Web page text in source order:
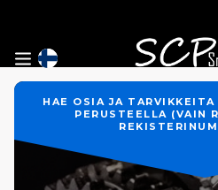
HAE OSIA JA TARVIKKEITA
PERUSTEELLA (VAIN